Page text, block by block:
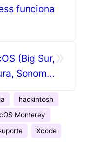
funciona
(Big Sur,
hackintosh
Monterey
Xcode